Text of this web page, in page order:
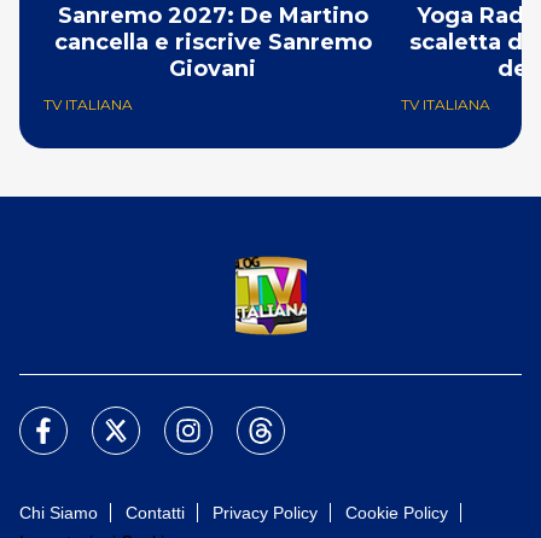
Sanremo 2027: De Martino
cancella e riscrive Sanremo
Giovani
TV ITALIANA
Yoga
scaletta
del
TV ITALIANA
Chi Siamo Contatti Privacy Policy
Cookie Policy